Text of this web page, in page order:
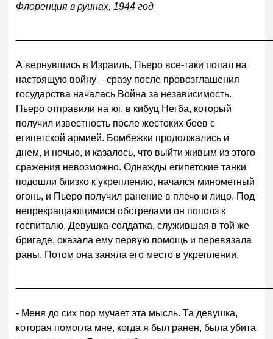
Флоренция в руинах, 1944 год
А вернувшись в Израиль, Пьеро все-таки попал на
настоящую войну – сразу после провозглашения
государства началась Война за независимость.
Пьеро отправили на юг, в кибуц Негба, который
получил известность после жестоких боев с
египетской армией. Бомбежки продолжались и
днем, и ночью, и казалось, что выйти живым из этого
сражения невозможно. Однажды египетские танки
подошли близко к укреплению, начался минометный
огонь, и Пьеро получил ранение в плечо и лицо. Под
непрекращающимися обстрелами он пополз к
госпиталю. Девушка-солдатка, служившая в той же
бригаде, оказала ему первую помощь и перевязала
раны. Потом она заняла его место в укреплении.
- Меня до сих пор мучает эта мысль. Та девушка,
которая помогла мне, когда я был ранен, была убита